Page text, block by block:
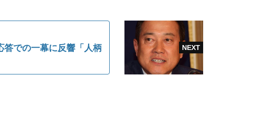
での一幕に反響「人柄